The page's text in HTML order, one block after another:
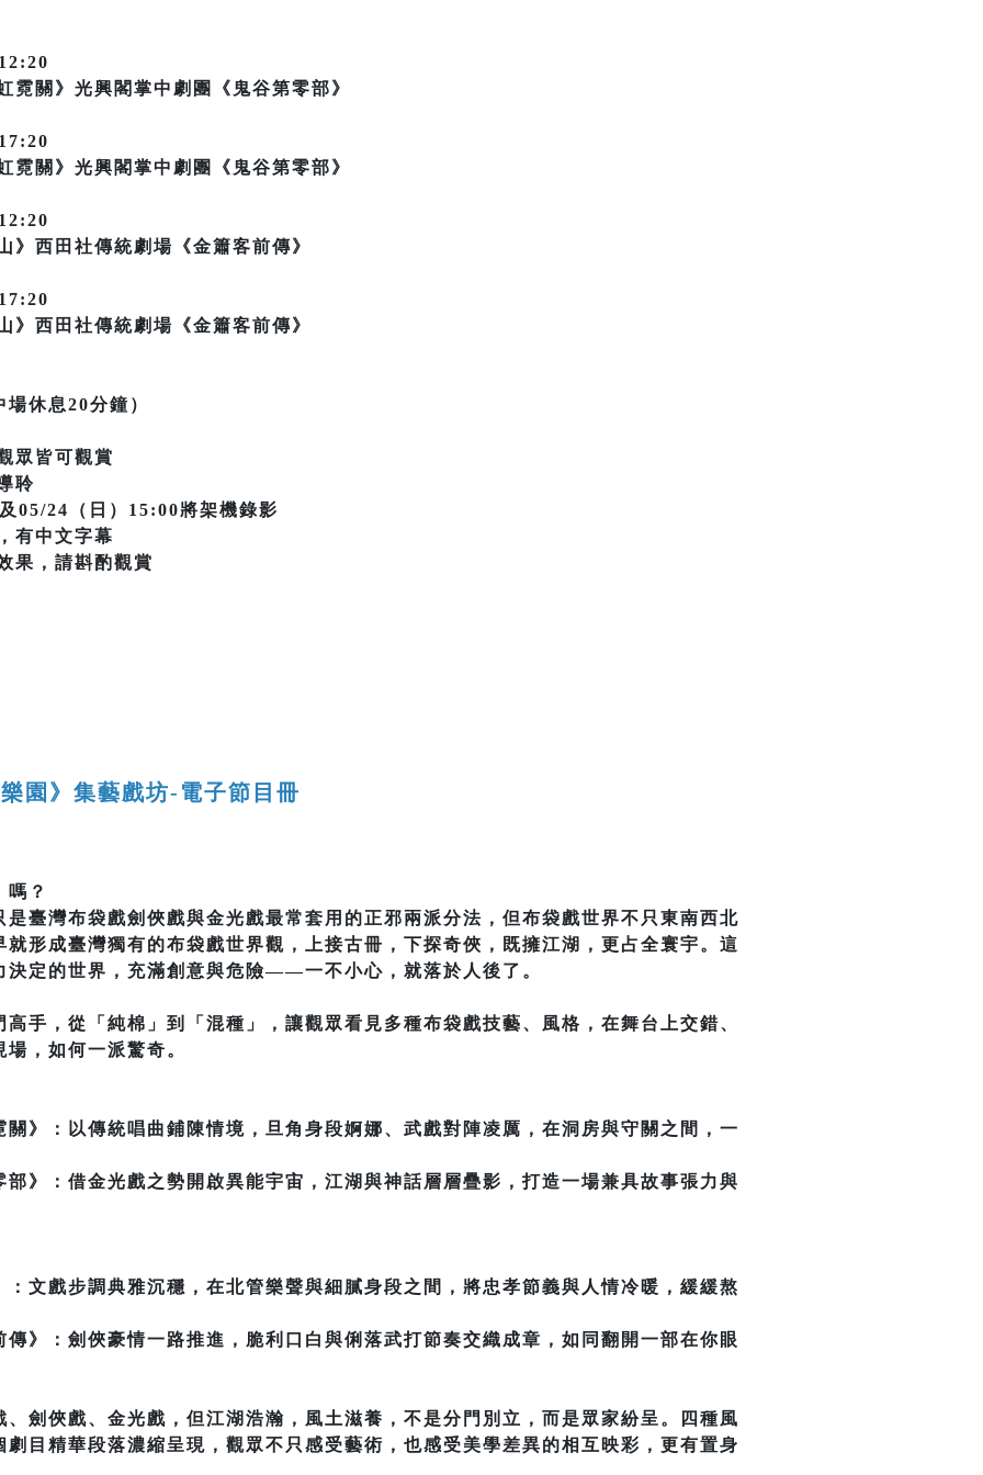
霓關》光興閣掌中劇團《鬼谷第零部》
霓關》光興閣掌中劇團《鬼谷第零部》
》西田社傳統劇場《金簫客前傳》
》西田社傳統劇場《金簫客前傳》
休息20分鐘）
皆可觀賞
聆
24（日）15:00將架機錄影
中文字幕
，請斟酌觀賞
園》集藝戲坊-電子節目冊
嗎？
臺灣布袋戲劍俠戲與金光戲最常套用的正邪兩派分法，但布袋戲世界不只東南西北
形成臺灣獨有的布袋戲世界觀，上接古冊，下探奇俠，既擁江湖，更占全寰宇。這
決定的世界，充滿創意與危險——一不小心，就落於人後了。
手，從「純棉」到「混種」，讓觀眾看見多種布袋戲技藝、風格，在舞台上交錯、
，如何一派驚奇。
》：以傳統唱曲鋪陳情境，旦角身段婀娜、武戲對陣凌厲，在洞房與守關之間，一
》：借金光戲之勢開啟異能宇宙，江湖與神話層層疊影，打造一場兼具故事張力與
文戲步調典雅沉穩，在北管樂聲與細膩身段之間，將忠孝節義與人情冷暖，緩緩熬
》：劍俠豪情一路推進，脆利口白與俐落武打節奏交織成章，如同翻開一部在你眼
劍俠戲、金光戲，但江湖浩瀚，風土滋養，不是分門別立，而是眾家紛呈。四種風
目精華段落濃縮呈現，觀眾不只感受藝術，也感受美學差異的相互映彩，更有置身